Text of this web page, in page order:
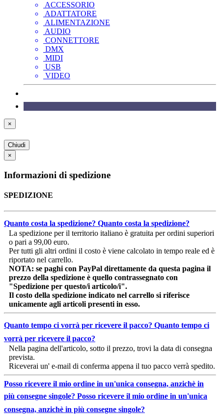
ACCESSORIO
ADATTATORE
ALIMENTAZIONE
AUDIO
CONNETTORE
DMX
MIDI
USB
VIDEO
×
Chiudi
×
Informazioni di spedizione
SPEDIZIONE
Quanto costa la spedizione? Quanto costa la spedizione?
La spedizione per il territorio italiano è gratuita per ordini superiori
o pari a 99,00 euro.
Per tutti gli altri ordini il costo è viene calcolato in tempo reale ed è
riportato nel carrello.
NOTA: se paghi con PayPal direttamente da questa pagina il
prezzo della spedizione è quello contrassegnato con
"Spedizione per questo/i articolo/i".
Il costo della spedizione indicato nel carrello si riferisce
unicamente agli articoli presenti in esso.
Quanto tempo ci vorrà per ricevere il pacco? Quanto tempo ci
vorrà per ricevere il pacco?
Nella pagina dell'articolo, sotto il prezzo, trovi la data di consegna
prevista.
Riceverai un' e-mail di conferma appena il tuo pacco verrà spedito.
Posso ricevere il mio ordine in un'unica consegna, anzichè in
più consegne singole? Posso ricevere il mio ordine in un'unica
consegna, anzichè in più consegne singole?